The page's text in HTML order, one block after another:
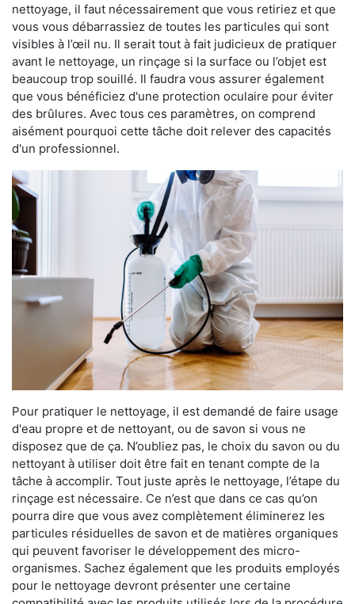
nettoyage, il faut nécessairement que vous retiriez et que
vous vous débarrassiez de toutes les particules qui sont
visibles à l’œil nu. Il serait tout à fait judicieux de pratiquer
avant le nettoyage, un rinçage si la surface ou l’objet est
beaucoup trop souillé. Il faudra vous assurer également
que vous bénéficiez d'une protection oculaire pour éviter
des brûlures. Avec tous ces paramètres, on comprend
aisément pourquoi cette tâche doit relever des capacités
d'un professionnel.
Pour pratiquer le nettoyage, il est demandé de faire usage
d'eau propre et de nettoyant, ou de savon si vous ne
disposez que de ça. N’oubliez pas, le choix du savon ou du
nettoyant à utiliser doit être fait en tenant compte de la
tâche à accomplir. Tout juste après le nettoyage, l’étape du
rinçage est nécessaire. Ce n’est que dans ce cas qu’on
pourra dire que vous avez complètement éliminerez les
particules résiduelles de savon et de matières organiques
qui peuvent favoriser le développement des micro-
organismes. Sachez également que les produits employés
pour le nettoyage devront présenter une certaine